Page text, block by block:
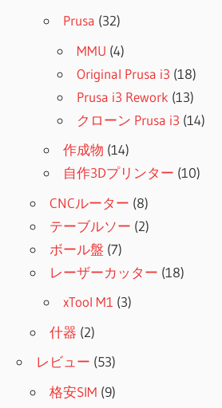
Prusa (32)
MMU (4)
Original Prusa i3 (18)
Prusa i3 Rework (13)
クローン Prusa i3 (14)
作成物 (14)
自作3Dプリンター (10)
CNCルーター (8)
テーブルソー (2)
ボール盤 (7)
レーザーカッター (18)
xTool M1 (3)
什器 (2)
レビュー (53)
格安SIM (9)